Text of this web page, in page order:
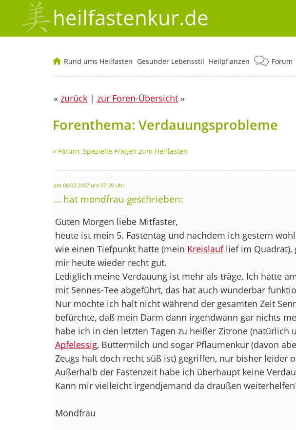
heilfastenkur.de
Rund ums Heilfasten Gesunder Lebensstil Heilpflanzen Forum
« zurück| zur Foren-Übersicht»
Forenthema: Verdauungsprobleme
» Forum: Spezielle Fragen zum Heilfasten
am 08.02.2007 um 07:39 Uhr
... hat mondfrau geschrieben:
Guten Morgen liebe Mitfaster,
heute ist mein 5. Fastentag und nachdem ich gestern
wie einen Tiefpunkt hatte (mein Kreislauflief im Quadrat),
mir heute wieder recht gut.
Lediglich meine Verdauung ist mehr als träge. Ich hatte
mit Sennes-Tee abgeführt, das hat auch wunderbar
Nur möchte ich halt nicht während der gesamten Zeit
befürchte, daß mein Darm dann irgendwann gar nichts
habe ich in den letzten Tagen zu heißer Zitrone (natürlich
Apfelessig, Buttermilch und sogar Pflaumenkur (davon
Zeugs halt doch recht süß ist) gegriffen, nur bisher leider
Außerhalb der Fastenzeit habe ich überhaupt keine
Kann mir vielleicht irgendjemand da draußen
Mondfrau